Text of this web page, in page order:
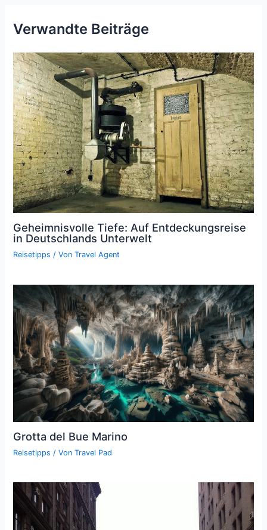
Verwandte Beiträge
Geheimnisvolle Tiefe: Auf Entdeckungsreise
in Deutschlands Unterwelt
Reisetipps / VonTravel Agent
Grotta del Bue Marino
Reisetipps / VonTravel Pad